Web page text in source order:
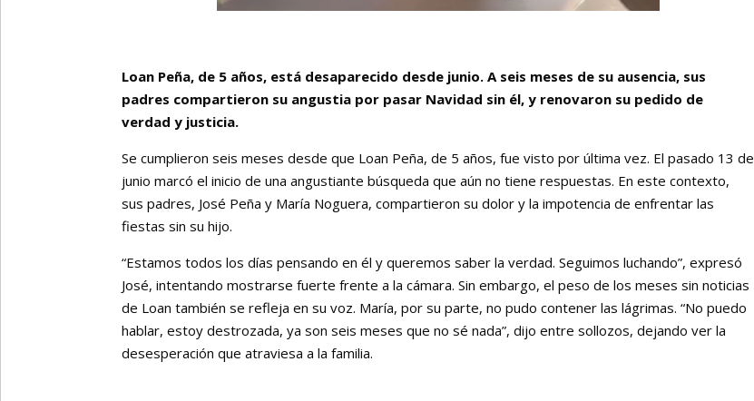
Loan Peña, de 5 años, está desaparecido desde junio. A seis meses de su ausencia, sus
padres compartieron su angustia por pasar Navidad sin él, y renovaron su pedido de
verdad y justicia.
Se cumplieron seis meses desde que Loan Peña, de 5 años, fue visto por última vez. El pasado 13 de
junio marcó el inicio de una angustiante búsqueda que aún no tiene respuestas. En este contexto,
sus padres, José Peña y María Noguera, compartieron su dolor y la impotencia de enfrentar las
fiestas sin su hijo.
“Estamos todos los días pensando en él y queremos saber la verdad. Seguimos luchando”, expresó
José, intentando mostrarse fuerte frente a la cámara. Sin embargo, el peso de los meses sin noticias
de Loan también se refleja en su voz. María, por su parte, no pudo contener las lágrimas. “No puedo
hablar, estoy destrozada, ya son seis meses que no sé nada”, dijo entre sollozos, dejando ver la
desesperación que atraviesa a la familia.